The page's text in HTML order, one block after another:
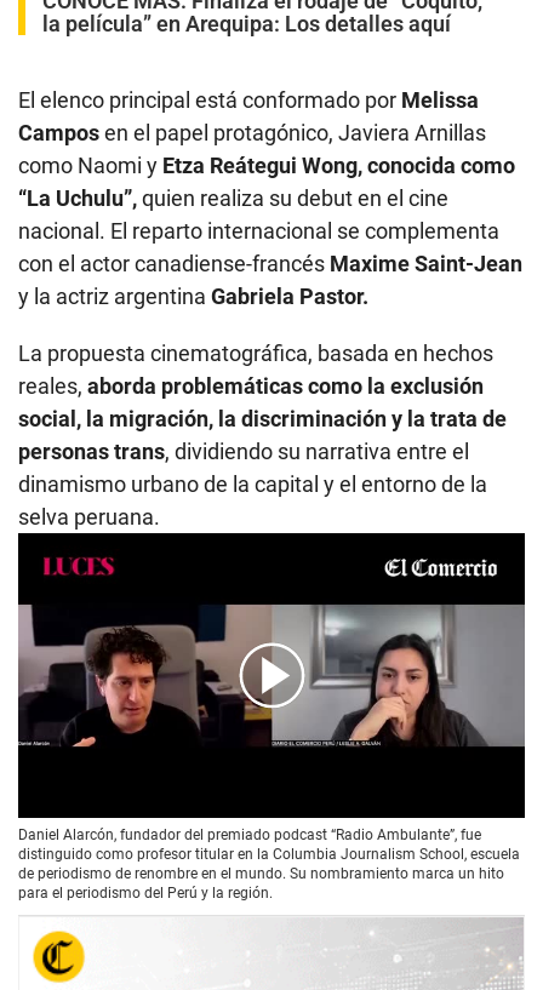
la película” en Arequipa: Los detalles aquí
El elenco principal está conformado por Melissa
Camposen el papel protagónico, Javiera Arnillas
como Naomi y Etza Reátegui Wong, conocida como
“La Uchulu”,quien realiza su debut en el cine
nacional. El reparto internacional se complementa
con el actor canadiense-francés Maxime Saint-Jean
y la actriz argentina Gabriela Pastor.
La propuesta cinematográfica, basada en hechos
reales, aborda problemáticas como la exclusión
social, la migración, la discriminación y la trata de
personas trans, dividiendo su narrativa entre el
dinamismo urbano de la capital y el entorno de la
selva peruana.
Daniel Alarcón, fundador del premiado podcast “Radio Ambulante”, fue
distinguido como profesor titular en la Columbia Journalism School, escuela
de periodismo de renombre en el mundo. Su nombramiento marca un hito
para el periodismo del Perú y la región.